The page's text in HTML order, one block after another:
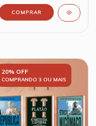
20% OFF
COMPRANDO 3 OU MAIS